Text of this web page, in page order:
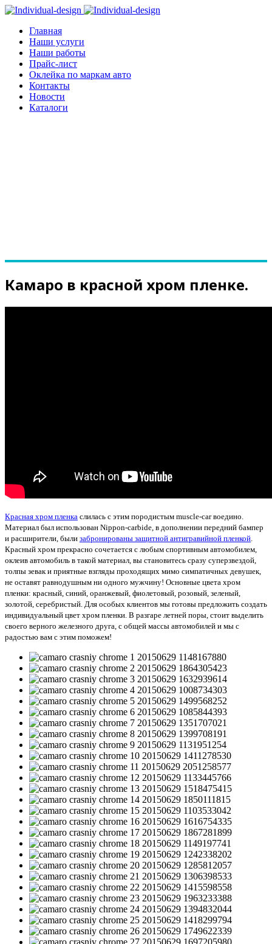
Главная
Наши услуги
Наши работы
Прайс-лист
Оклейка по маркам авто
Контакты
Новости
Каталоги
Камаро в красной хром пленке.
Красная хром пленка слилась с этим породистым muscle-car воедино.
Материал был использован Nippon-carbide, в дополнении передний бампер
и расширители, были забронированы защитной антигравийной пленкой.
Красный хром прекрасно сочетается с любым спортивным автомобилем,
оклеив автомобиль в такой материал, вы становитесь сразу суперзвездой,
толпы зевак и приятные взгляды проходящих мимо симпатичных девушек,
не оставят равнодушным ни одного мужчину! Основные цвета хром
пленки: красный, синий, оранжевый, фиолетовый, розовый, зеленый,
золотой, серебристый. Для особых клиентов мы готовы предложить создать
индивидуальный цвет хром пленки. В разгаре летней поры, стоит выделить
своего верного железного друга, с общей массы автомобилей и мы с
радостью вам с этим поможем!